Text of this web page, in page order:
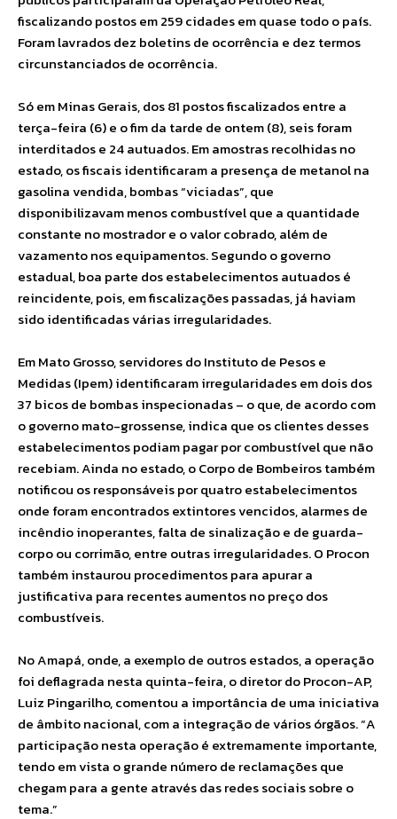
fiscalizando postos em 259 cidades em quase todo o país.
Foram lavrados dez boletins de ocorrência e dez termos
circunstanciados de ocorrência.
Só em Minas Gerais, dos 81 postos fiscalizados entre a
terça-feira (6) e o fim da tarde de ontem (8), seis foram
interditados e 24 autuados. Em amostras recolhidas no
estado, os fiscais identificaram a presença de metanol na
gasolina vendida, bombas “viciadas”, que
disponibilizavam menos combustível que a quantidade
constante no mostrador e o valor cobrado, além de
vazamento nos equipamentos. Segundo o governo
estadual, boa parte dos estabelecimentos autuados é
reincidente, pois, em fiscalizações passadas, já haviam
sido identificadas várias irregularidades.
Em Mato Grosso, servidores do Instituto de Pesos e
Medidas (Ipem) identificaram irregularidades em dois dos
37 bicos de bombas inspecionadas – o que, de acordo com
o governo mato-grossense, indica que os clientes desses
estabelecimentos podiam pagar por combustível que não
recebiam. Ainda no estado, o Corpo de Bombeiros também
notificou os responsáveis por quatro estabelecimentos
onde foram encontrados extintores vencidos, alarmes de
incêndio inoperantes, falta de sinalização e de guarda-
corpo ou corrimão, entre outras irregularidades. O Procon
também instaurou procedimentos para apurar a
justificativa para recentes aumentos no preço dos
combustíveis.
No Amapá, onde, a exemplo de outros estados, a operação
foi deflagrada nesta quinta-feira, o diretor do Procon-AP,
Luiz Pingarilho, comentou a importância de uma iniciativa
de âmbito nacional, com a integração de vários órgãos. “A
participação nesta operação é extremamente importante,
tendo em vista o grande número de reclamações que
chegam para a gente através das redes sociais sobre o
tema.”